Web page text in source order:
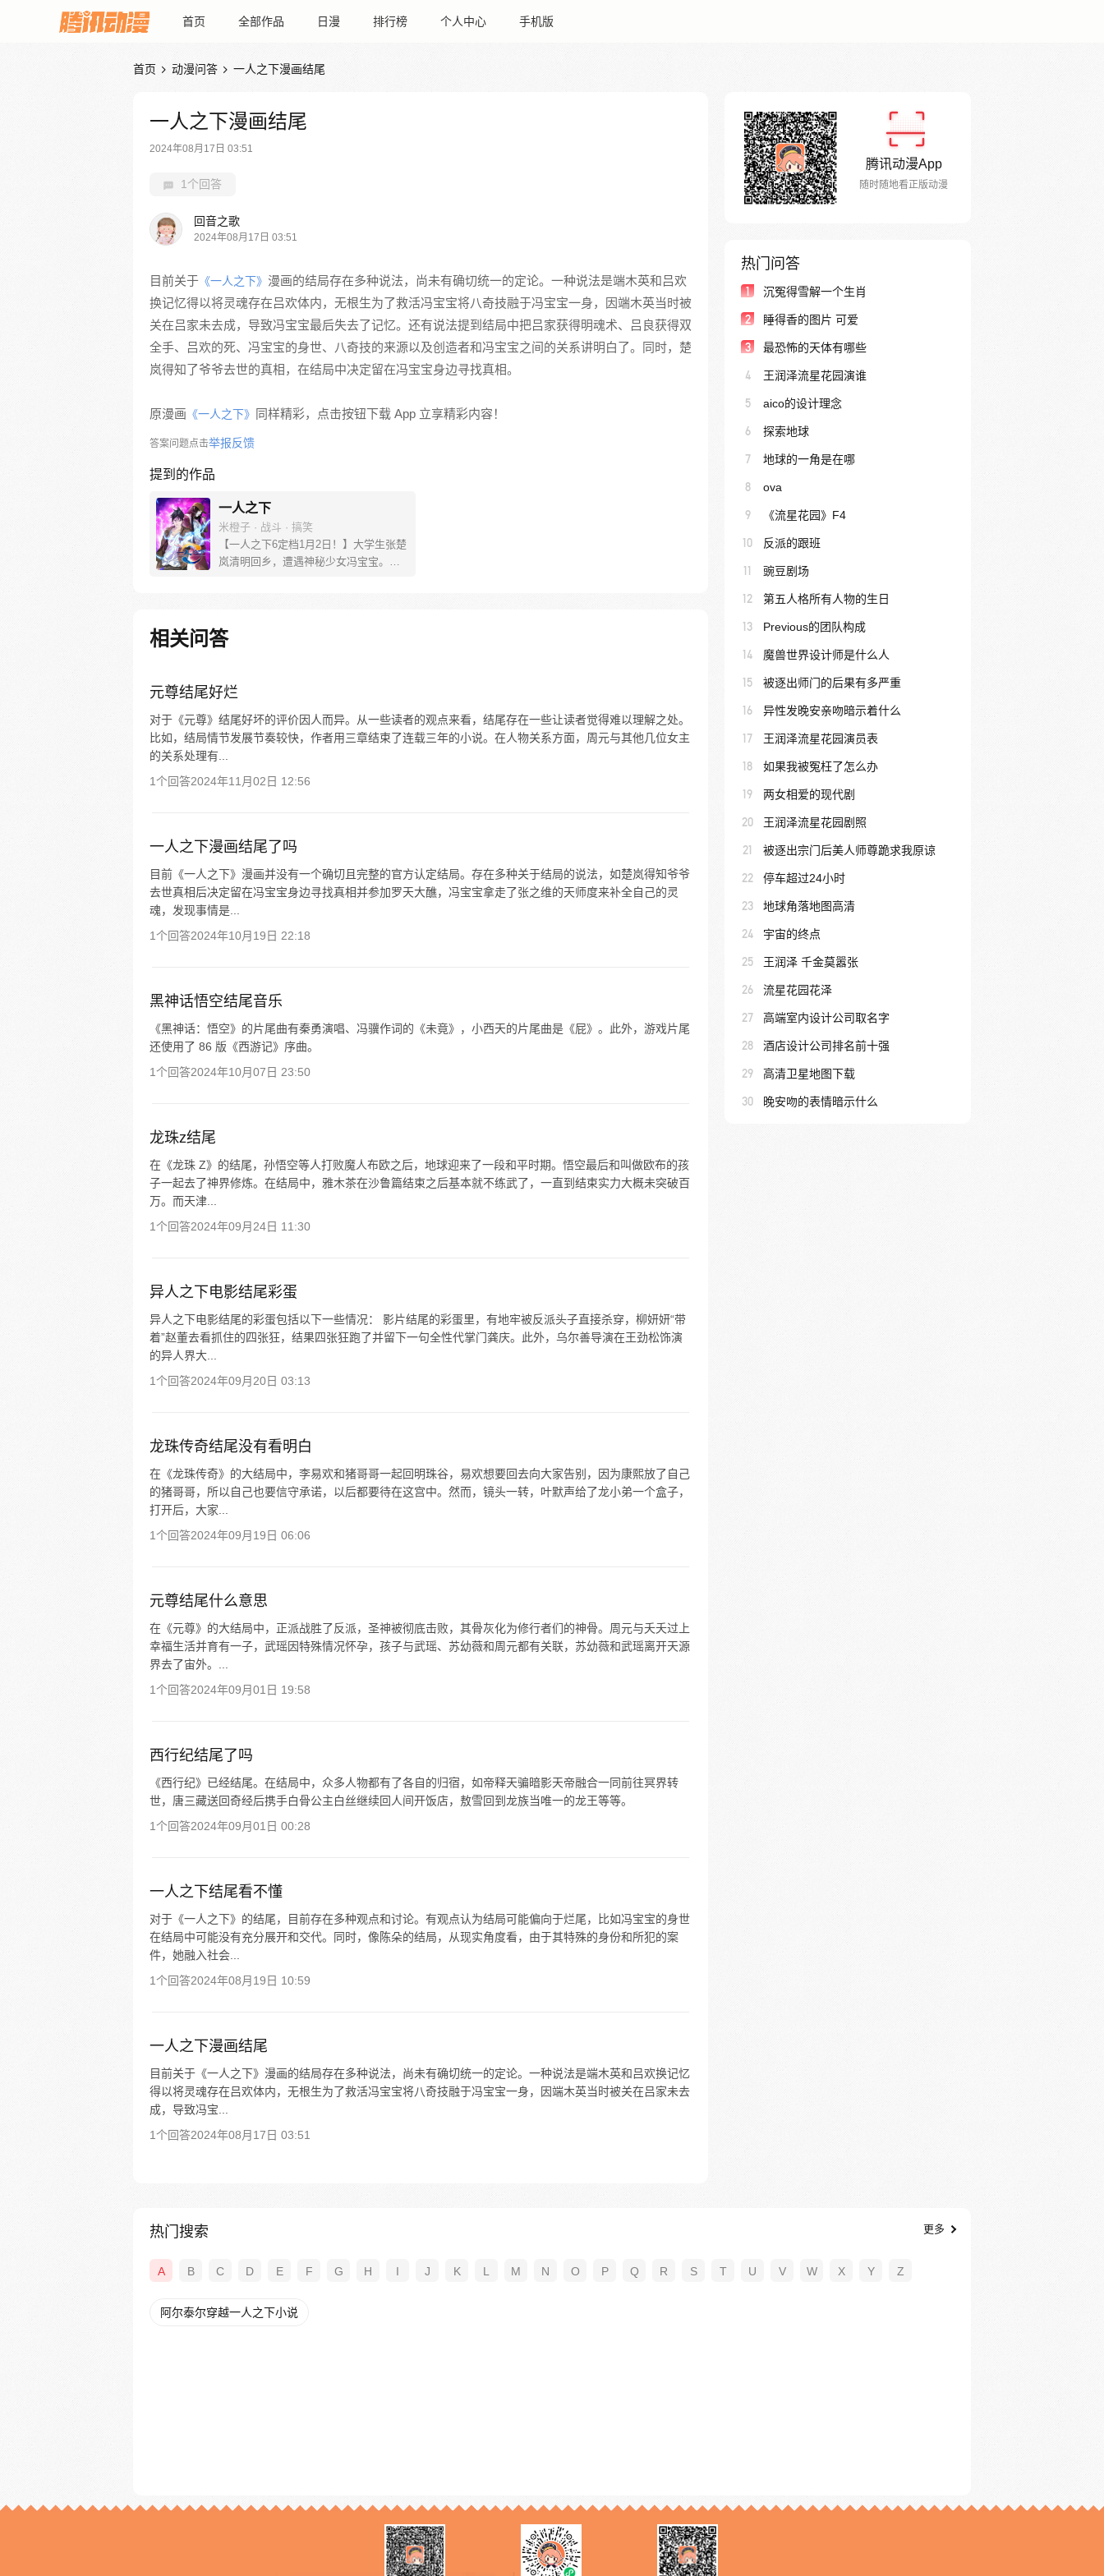
首页 全部作品 日漫 排行榜 个人中心 手机版
首页  动漫问答  一人之下漫画结尾
一人之下漫画结尾
2024年08月17日 03:51
1个回答
回音之歌
2024年08月17日 03:51
目前关于 《一人之下》 漫画的结局存在多种说法，尚未有确切统一的定论。一种说法是端木英和吕欢
换记忆得以将灵魂存在吕欢体内，无根生为了救活冯宝宝将八奇技融于冯宝宝一身，因端木英当时被
关在吕家未去成，导致冯宝宝最后失去了记忆。还有说法提到结局中把吕家获得明魂术、吕良获得双
全手、吕欢的死、冯宝宝的身世、八奇技的来源以及创造者和冯宝宝之间的关系讲明白了。同时，楚
岚得知了爷爷去世的真相，在结局中决定留在冯宝宝身边寻找真相。
原漫画 《一人之下》 同样精彩，点击按钮下载 App 立享精彩内容！
答案问题点击举报反馈
提到的作品
一人之下
米橙子 · 战斗 · 搞笑
【一人之下6定档1月2日！】大学生张楚
岚清明回乡，遭遇神秘少女冯宝宝。素
己与爷爷身上的秘密，张楚岚的生活被
彻底颠覆，与冯宝宝一同踏上“异人”之
相关问答
元尊结尾好烂
对于《元尊》结尾好坏的评价因人而异。从一些读者的观点来看，结尾存在一些让读者觉得难以理解之处。
比如，结局情节发展节奏较快，作者用三章结束了连载三年的小说。在人物关系方面，周元与其他几位女主
的关系处理有...
1个回答2024年11月02日 12:56
一人之下漫画结尾了吗
目前《一人之下》漫画并没有一个确切且完整的官方认定结局。存在多种关于结局的说法，如楚岚得知爷爷
去世真相后决定留在冯宝宝身边寻找真相并参加罗天大醮，冯宝宝拿走了张之维的天师度来补全自己的灵
魂，发现事情是...
1个回答2024年10月19日 22:18
黑神话悟空结尾音乐
《黑神话：悟空》的片尾曲有秦勇演唱、冯骥作词的《未竟》，小西天的片尾曲是《屁》。此外，游戏片尾
还使用了 86 版《西游记》序曲。
1个回答2024年10月07日 23:50
龙珠z结尾
在《龙珠 Z》的结尾，孙悟空等人打败魔人布欧之后，地球迎来了一段和平时期。悟空最后和叫做欧布的孩
子一起去了神界修炼。在结局中，雅木茶在沙鲁篇结束之后基本就不练武了，一直到结束实力大概未突破百
万。而天津...
1个回答2024年09月24日 11:30
异人之下电影结尾彩蛋
异人之下电影结尾的彩蛋包括以下一些情况： 影片结尾的彩蛋里，有地牢被反派头子直接杀穿，柳妍妍“带
着”赵董去看抓住的四张狂，结果四张狂跑了并留下一句全性代掌门龚庆。此外，乌尔善导演在王劲松饰演
的异人界大...
1个回答2024年09月20日 03:13
龙珠传奇结尾没有看明白
在《龙珠传奇》的大结局中，李易欢和猪哥哥一起回明珠谷，易欢想要回去向大家告别，因为康熙放了自己
的猪哥哥，所以自己也要信守承诺，以后都要待在这宫中。然而，镜头一转，叶默声给了龙小弟一个盒子，
打开后，大家...
1个回答2024年09月19日 06:06
元尊结尾什么意思
在《元尊》的大结局中，正派战胜了反派，圣神被彻底击败，其骨灰化为修行者们的神骨。周元与夭夭过上
幸福生活并育有一子，武瑶因特殊情况怀孕，孩子与武瑶、苏幼薇和周元都有关联，苏幼薇和武瑶离开天源
界去了宙外。...
1个回答2024年09月01日 19:58
西行纪结尾了吗
《西行纪》已经结尾。在结局中，众多人物都有了各自的归宿，如帝释天骗暗影天帝融合一同前往冥界转
世，唐三藏送回奇经后携手白骨公主白丝继续回人间开饭店，敖雪回到龙族当唯一的龙王等等。
1个回答2024年09月01日 00:28
一人之下结尾看不懂
对于《一人之下》的结尾，目前存在多种观点和讨论。有观点认为结局可能偏向于烂尾，比如冯宝宝的身世
在结局中可能没有充分展开和交代。同时，像陈朵的结局，从现实角度看，由于其特殊的身份和所犯的案
件，她融入社会...
1个回答2024年08月19日 10:59
一人之下漫画结尾
目前关于《一人之下》漫画的结局存在多种说法，尚未有确切统一的定论。一种说法是端木英和吕欢换记忆
得以将灵魂存在吕欢体内，无根生为了救活冯宝宝将八奇技融于冯宝宝一身，因端木英当时被关在吕家未去
成，导致冯宝...
1个回答2024年08月17日 03:51
腾讯动漫App
随时随地看正版动漫
热门问答
1 沉冤得雪解一个生肖
2 睡得香的图片 可爱
3 最恐怖的天体有哪些
4 王润泽流星花园演谁
5 aico的设计理念
6 探索地球
7 地球的一角是在哪
8 ova
9 《流星花园》F4
10 反派的跟班
11 豌豆剧场
12 第五人格所有人物的生日
13 Previous的团队构成
14 魔兽世界设计师是什么人
15 被逐出师门的后果有多严重
16 异性发晚安亲吻暗示着什么
17 王润泽流星花园演员表
18 如果我被冤枉了怎么办
19 两女相爱的现代剧
20 王润泽流星花园剧照
21 被逐出宗门后美人师尊跪求我原谅
22 停车超过24小时
23 地球角落地图高清
24 宇宙的终点
25 王润泽 千金莫嚣张
26 流星花园花泽
27 高端室内设计公司取名字
28 酒店设计公司排名前十强
29 高清卫星地图下载
30 晚安吻的表情暗示什么
热门搜索 更多
A B C D E F G H I J K L M N O P Q R S T U V W X Y Z
阿尔泰尔穿越一人之下小说